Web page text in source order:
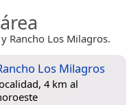
Rancho Los Milagros.
Los Milagros
4 km al